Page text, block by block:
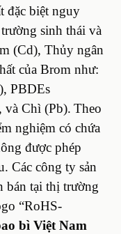
đặc biệt nguy
sinh thái và
(Cd), Thủy ngân
của Brom như:
PBDEs
và Chì (Pb). Theo
nghiệm có chứa
được phép
Các công ty sản
bán tại thị trường
“RoHS-
bì Việt Nam